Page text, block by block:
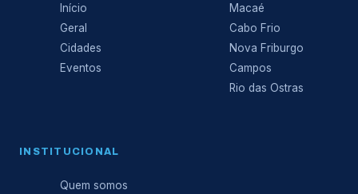
Início
Geral
Cidades
Eventos
Macaé
Cabo Frio
Nova Friburgo
Campos
Rio das Ostras
INSTITUCIONAL
Quem somos